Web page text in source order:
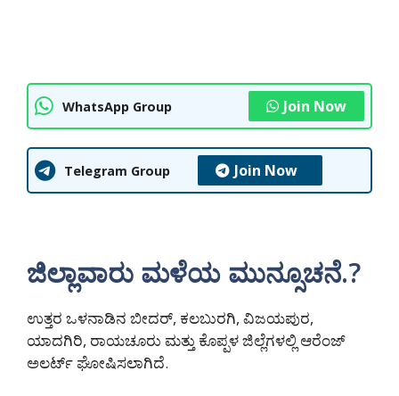
WhatsApp Group Join Now
Telegram Group Join Now
ಜಿಲ್ಲಾವಾರು ಮಳೆಯ ಮುನ್ಸೂಚನೆ.?
ಉತ್ತರ ಒಳನಾಡಿನ ಬೀದರ್, ಕಲಬುರಗಿ, ವಿಜಯಪುರ,
ಯಾದಗಿರಿ, ರಾಯಚೂರು ಮತ್ತು ಕೊಪ್ಪಳ ಜಿಲ್ಲೆಗಳಲ್ಲಿ ಆರೆಂಜ್
ಅಲರ್ಟ್ ಘೋಷಿಸಲಾಗಿದೆ.